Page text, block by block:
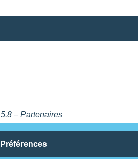
5.8 – Partenaires
Préférences